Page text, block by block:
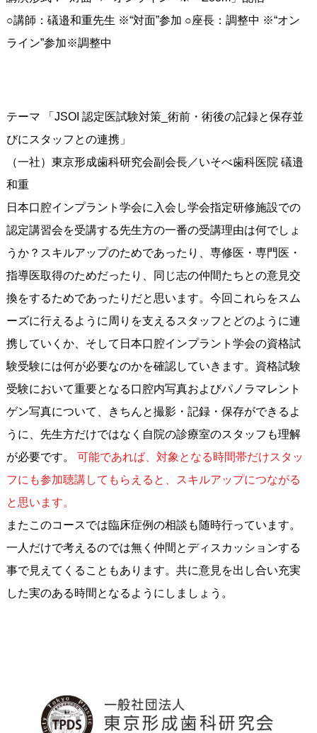
○講師：礒邉和重先生 ※“対面”参加 ○座長：調整中 ※“オン
ライン”参加※調整中
テーマ 「JSOI 認定医試験対策_術前・術後の記録と保存並
びにスタッフとの連携」
（一社）東京形成歯科研究会副会長／いそべ歯科医院 礒邉
和重
日本口腔インプラント学会に入会し学会指定研修施設での
認定講習会を受講する先生方の一番の受講理由は何でしょ
うか？スキルアップのためであったり、専修医・専門医・
指導医取得のためだったり、同じ志の仲間たちとの意見交
換をするためであったりだと思います。今回これらをスム
ーズに行えるように周りを支えるスタッフとどのように連
携していくか、そして日本口腔インプラント学会の資格試
験受験には何が必要なのかを確認していきます。資格試験
受験において重要となる口腔内写真およびパノラマレント
ゲン写真について、きちんと撮影・記録・保存ができるよ
うに、先生方だけではなく自院の診療室のスタッフも理解
が必要です。
可能であれば、対象となる時間帯だけスタッ
フにも参加聴講してもらえると、スキルアップにつながる
と思います。
またこのコースでは臨床症例の相談も随時行っています。
一人だけで考えるのでは無く仲間とディスカッションする
事で見えてくることもあります。共に意見を出し合い充実
した実のある時間となるようにしましょう。